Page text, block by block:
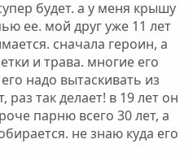
будет. а у меня крышу
ее. мой друг уже 11 лет
сначала героин, а
и трава. многие его
надо вытаскивать из
раз так делает! в 19 лет он
парню всего 30 лет, а
не знаю куда его